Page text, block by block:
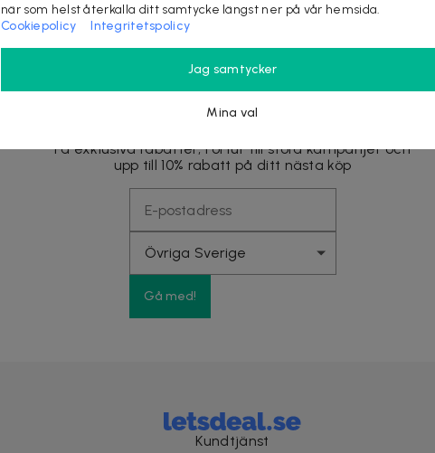
Få exklusiva rabatter, förtur till stora kampanjer och
upp till 10% rabatt på ditt nästa köp
Gå med!
Kundtjänst
när som helst återkalla ditt samtycke längst ner på vår hemsida.
Cookiepolicy
Integritetspolicy
Jag samtycker
Mina val